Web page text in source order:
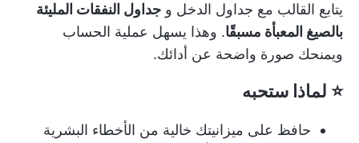
يتابع القالب مع جداول الدخل و جداول النفقات المليئة
بالصيغ المعبأة مسبقًا. وهذا يسهل عملية الحساب
ويمنحك صورة واضحة عن أدائك.
⭐ لماذا ستحبه
حافظ على ميزانيتك خالية من الأخطاء البشرية